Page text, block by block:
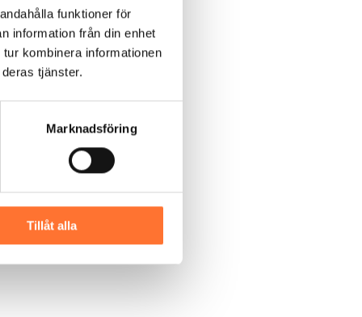
funktioner för
information från din enhet
kombinera informationen
tjänster.
Marknadsföring
Tillåt alla